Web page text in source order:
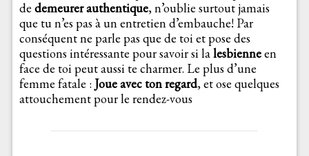
de demeurer authentique, n’oublie surtout jamais
que tu n’es pas à un entretien d’embauche! Par
conséquent ne parle pas que de toi et pose des
questions intéressante pour savoir si lalesbienneen
face de toi peut aussi te charmer. Le plus d’une
femme fatale : Joue avec ton regard, et ose quelques
attouchement pour le rendez-vous